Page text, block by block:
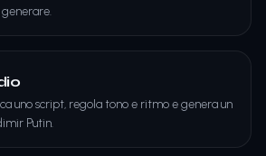
uno script, regola tono e ritmo e genera un
Putin.